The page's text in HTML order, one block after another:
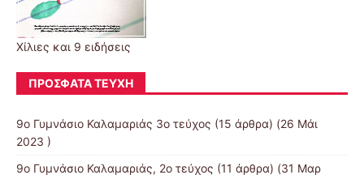
Χίλιες και 9 ειδήσεις
ΠΡΌΣΦΑΤΑ ΤΕΎΧΗ
9ο Γυμνάσιο Καλαμαριάς 3ο τεύχος (15 άρθρα) (26 Μάι
2023 )
9o Γυμνάσιο Καλαμαριάς, 2ο τεύχος (11 άρθρα) (31 Μαρ